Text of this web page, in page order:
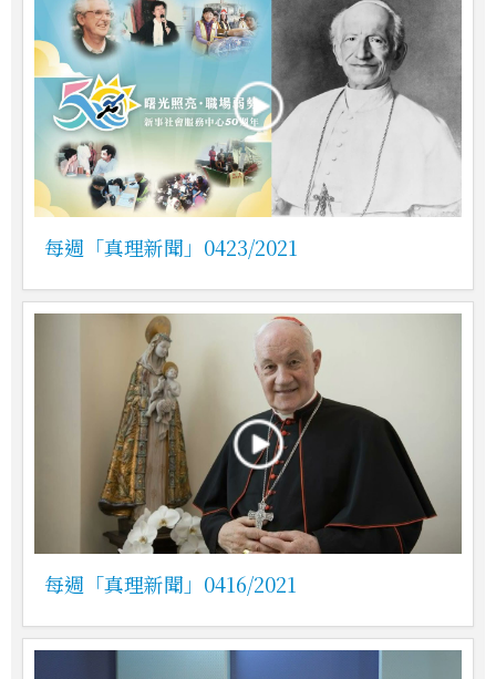
每週「真理新聞」0423/2021
每週「真理新聞」0416/2021